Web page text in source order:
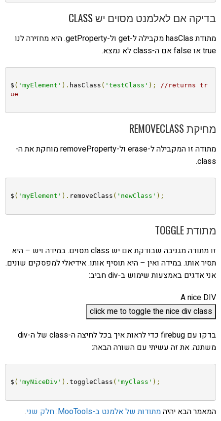
בדיקה אם לאלמנט מסוים יש CLASS
מתודת hasClas מקבילה ל-get ול-getProperty. היא מחזירה לנו
true או false אם ה-class לא נמצא.
$ ( 'myElement' ). hasClass ( 'testClass' );
//returns tr
ue
מחיקת REMOVECLASS
מתודה זו המקבילה ל-erase ול-removeProperty מוחקת את ה-
class.
$ ( 'myElement' ). removeClass ( 'newClass' );
מתודת TOGGLE
זו מתודה מגניבה שבודקת אם יש class מסוים. במידה ויש – היא
תסיר אותו. במידה ואין – היא תוסיף אותו. אידיאלי למפסקים שונים.
אני אדגים באמצעות שימוש ב-div חביב:
A nice DIV
בדקו עם firebug כדי לראות איך בכל לחיצה ה-class של ה-div
משתנה. את זה עשיתי עם השורה הבאה:
$ ( 'myNiceDiv' ). toggleClass ( 'myClass' );
המאמר הבא יהיהמתודות של אלמנט ב-MooTools: חלק שני .